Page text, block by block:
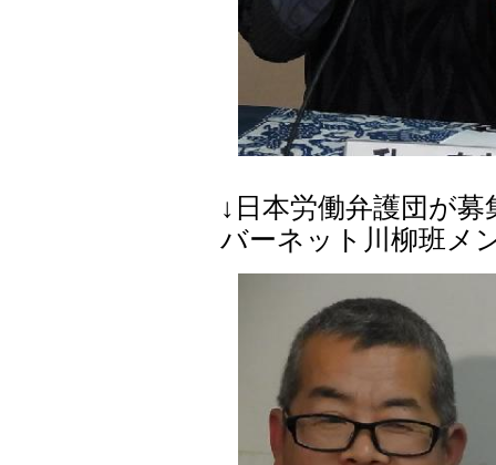
↓日本労働弁護団が
バーネット川柳班メ